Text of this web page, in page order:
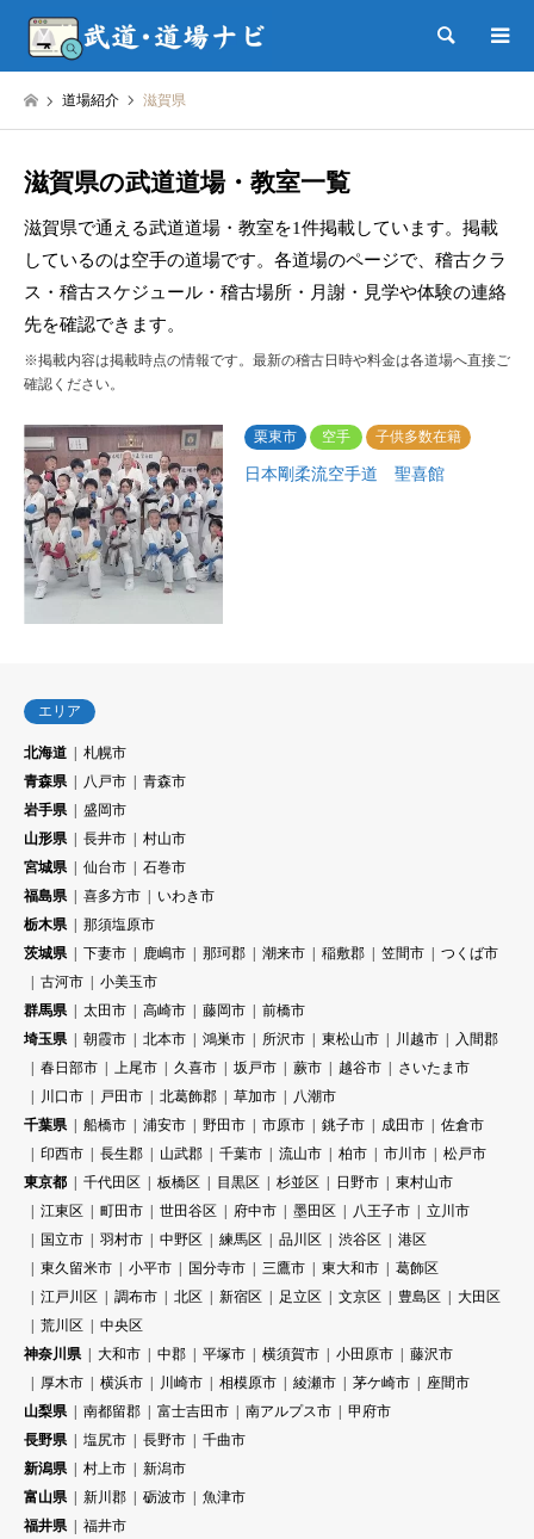
検索
道場紹介 滋賀県
滋賀県の武道道場・教室一覧
滋賀県で通える武道道場・教室を1件掲載しています。掲載
しているのは空手の道場です。各道場のページで、稽古クラ
ス・稽古スケジュール・稽古場所・月謝・見学や体験の連絡
先を確認できます。
※掲載内容は掲載時点の情報です。最新の稽古日時や料金は各道場へ直接ご
確認ください。
栗東市 空手 子供多数在籍
日本剛柔流空手道 聖喜館
エリア
北海道
札幌市
青森県
八戸市
青森市
岩手県
盛岡市
山形県
長井市
村山市
宮城県
仙台市
石巻市
福島県
喜多方市
いわき市
栃木県
那須塩原市
茨城県
下妻市 鹿嶋市 那珂郡 潮来市 稲敷郡 笠間市
つくば市
古河市
小美玉市
群馬県
太田市 高崎市 藤岡市
前橋市
埼玉県
朝霞市 北本市 鴻巣市 所沢市 東松山市 川越市
入間郡
春日部市
上尾市 久喜市 坂戸市 蕨市 越谷市
さいたま市
川口市
戸田市 北葛飾郡 草加市
八潮市
千葉県
船橋市 浦安市 野田市 市原市 銚子市 成田市
佐倉市
印西市
長生郡 山武郡 千葉市 流山市 柏市 市川市
松戸市
東京都
千代田区 板橋区 目黒区 杉並区 日野市
東村山市
江東区
町田市 世田谷区 府中市 墨田区 八王子市
立川市
国立市
羽村市 中野区 練馬区 品川区 渋谷区
港区
東久留米市
小平市 国分寺市 三鷹市 東大和市
葛飾区
江戸川区
調布市 北区 新宿区 足立区 文京区 豊島区
大田区
荒川区
中央区
神奈川県
大和市 中郡 平塚市 横須賀市 小田原市
藤沢市
厚木市
横浜市 川崎市 相模原市 綾瀬市 茅ケ崎市
座間市
山梨県
南都留郡 富士吉田市 南アルプス市
甲府市
長野県
塩尻市 長野市
千曲市
新潟県
村上市
新潟市
富山県
新川郡 砺波市
魚津市
福井県
福井市